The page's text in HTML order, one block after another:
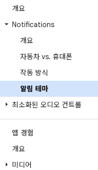
개요
Notifications
개요
자동차 vs. 휴대폰
작동 방식
알림 테마
최소화된 오디오 컨트롤
앱 경험
개요
미디어